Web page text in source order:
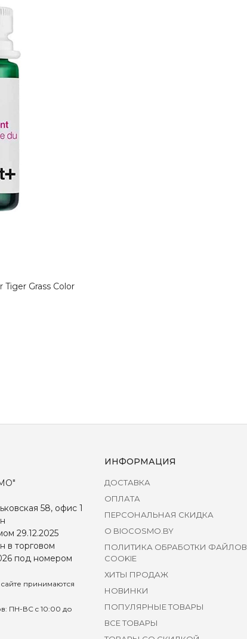
Grass Color
58, офис 1
29.12.2025
в торговом
под номером
принимаются
ПН-ВС c 10:00 до
ИНФОРМАЦИЯ
ДОСТАВКА
ОПЛАТА
ПЕРСОНАЛЬНАЯ СКИДКА
О BIOCOSMO.BY
ПОЛИТИКА ОБРАБОТКИ ФАЙЛОВ
COOKIE
ХИТЫ ПРОДАЖ
НОВИНКИ
ПОПУЛЯРНЫЕ ТОВАРЫ
ВСЕ ТОВАРЫ